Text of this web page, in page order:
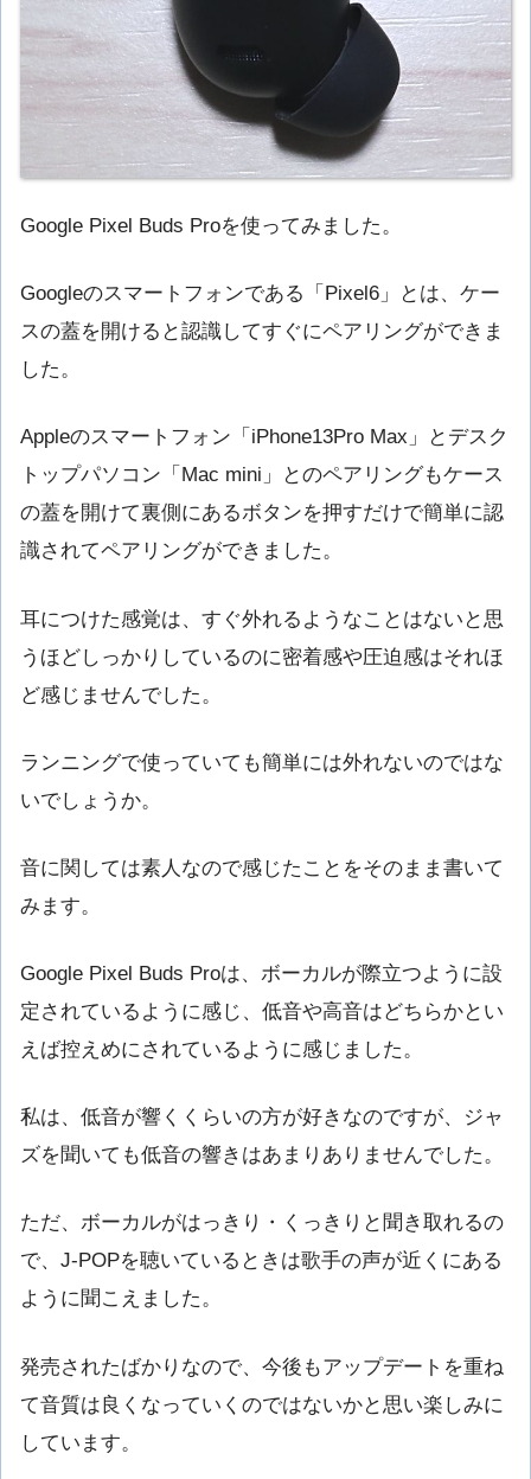
Google Pixel Buds Proを使ってみました。
Googleのスマートフォンである「Pixel6」とは、ケー
スの蓋を開けると認識してすぐにペアリングができま
した。
Appleのスマートフォン「iPhone13Pro Max」とデスク
トップパソコン「Mac mini」とのペアリングもケース
の蓋を開けて裏側にあるボタンを押すだけで簡単に認
識されてペアリングができました。
耳につけた感覚は、すぐ外れるようなことはないと思
うほどしっかりしているのに密着感や圧迫感はそれほ
ど感じませんでした。
ランニングで使っていても簡単には外れないのではな
いでしょうか。
音に関しては素人なので感じたことをそのまま書いて
みます。
Google Pixel Buds Proは、ボーカルが際立つように設
定されているように感じ、低音や高音はどちらかとい
えば控えめにされているように感じました。
私は、低音が響くくらいの方が好きなのですが、ジャ
ズを聞いても低音の響きはあまりありませんでした。
ただ、ボーカルがはっきり・くっきりと聞き取れるの
で、J-POPを聴いているときは歌手の声が近くにある
ように聞こえました。
発売されたばかりなので、今後もアップデートを重ね
て音質は良くなっていくのではないかと思い楽しみに
しています。